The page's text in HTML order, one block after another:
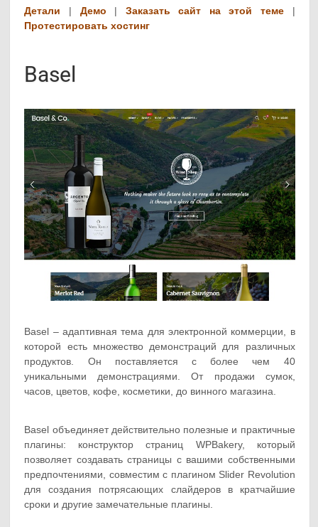
Детали | Демо | Заказать сайт на этой теме |
Протестировать хостинг
Basel
Basel – адаптивная тема для электронной коммерции, в
которой есть множество демонстраций для различных
продуктов. Он поставляется с более чем 40
уникальными демонстрациями. От продажи сумок,
часов, цветов, кофе, косметики, до винного магазина.
Basel объединяет действительно полезные и практичные
плагины: конструктор страниц WPBakery, который
позволяет создавать страницы с вашими собственными
предпочтениями, совместим с плагином Slider Revolution
для создания потрясающих слайдеров в кратчайшие
сроки и другие замечательные плагины.